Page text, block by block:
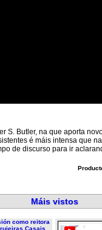
S. Butler, na que aporta
é máis intensa que
de discurso para ir
Máis vistos
como reitora
Casais...